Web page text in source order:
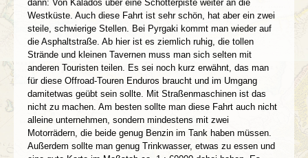
dann: Von Kalados über eine Schotterpiste weiter an die
Westküste. Auch diese Fahrt ist sehr schön, hat aber ein zwei
steile, schwierige Stellen. Bei Pyrgaki kommt man wieder auf
die Asphaltstraße. Ab hier ist es ziemlich ruhig, die tollen
Strände und kleinen Tavernen muss man sich selten mit
anderen Touristen teilen.
Es sei noch kurz erwähnt, das man
für diese Offroad-Touren Enduros braucht und im Umgang
damitetwas geübt sein sollte. Mit Straßenmaschinen ist das
nicht zu machen. Am besten sollte man diese Fahrt auch nicht
alleine unternehmen, sondern mindestens mit zwei
Motorrädern, die beide genug Benzin im Tank haben müssen.
Außerdem sollte man genug Trinkwasser, etwas zu essen und